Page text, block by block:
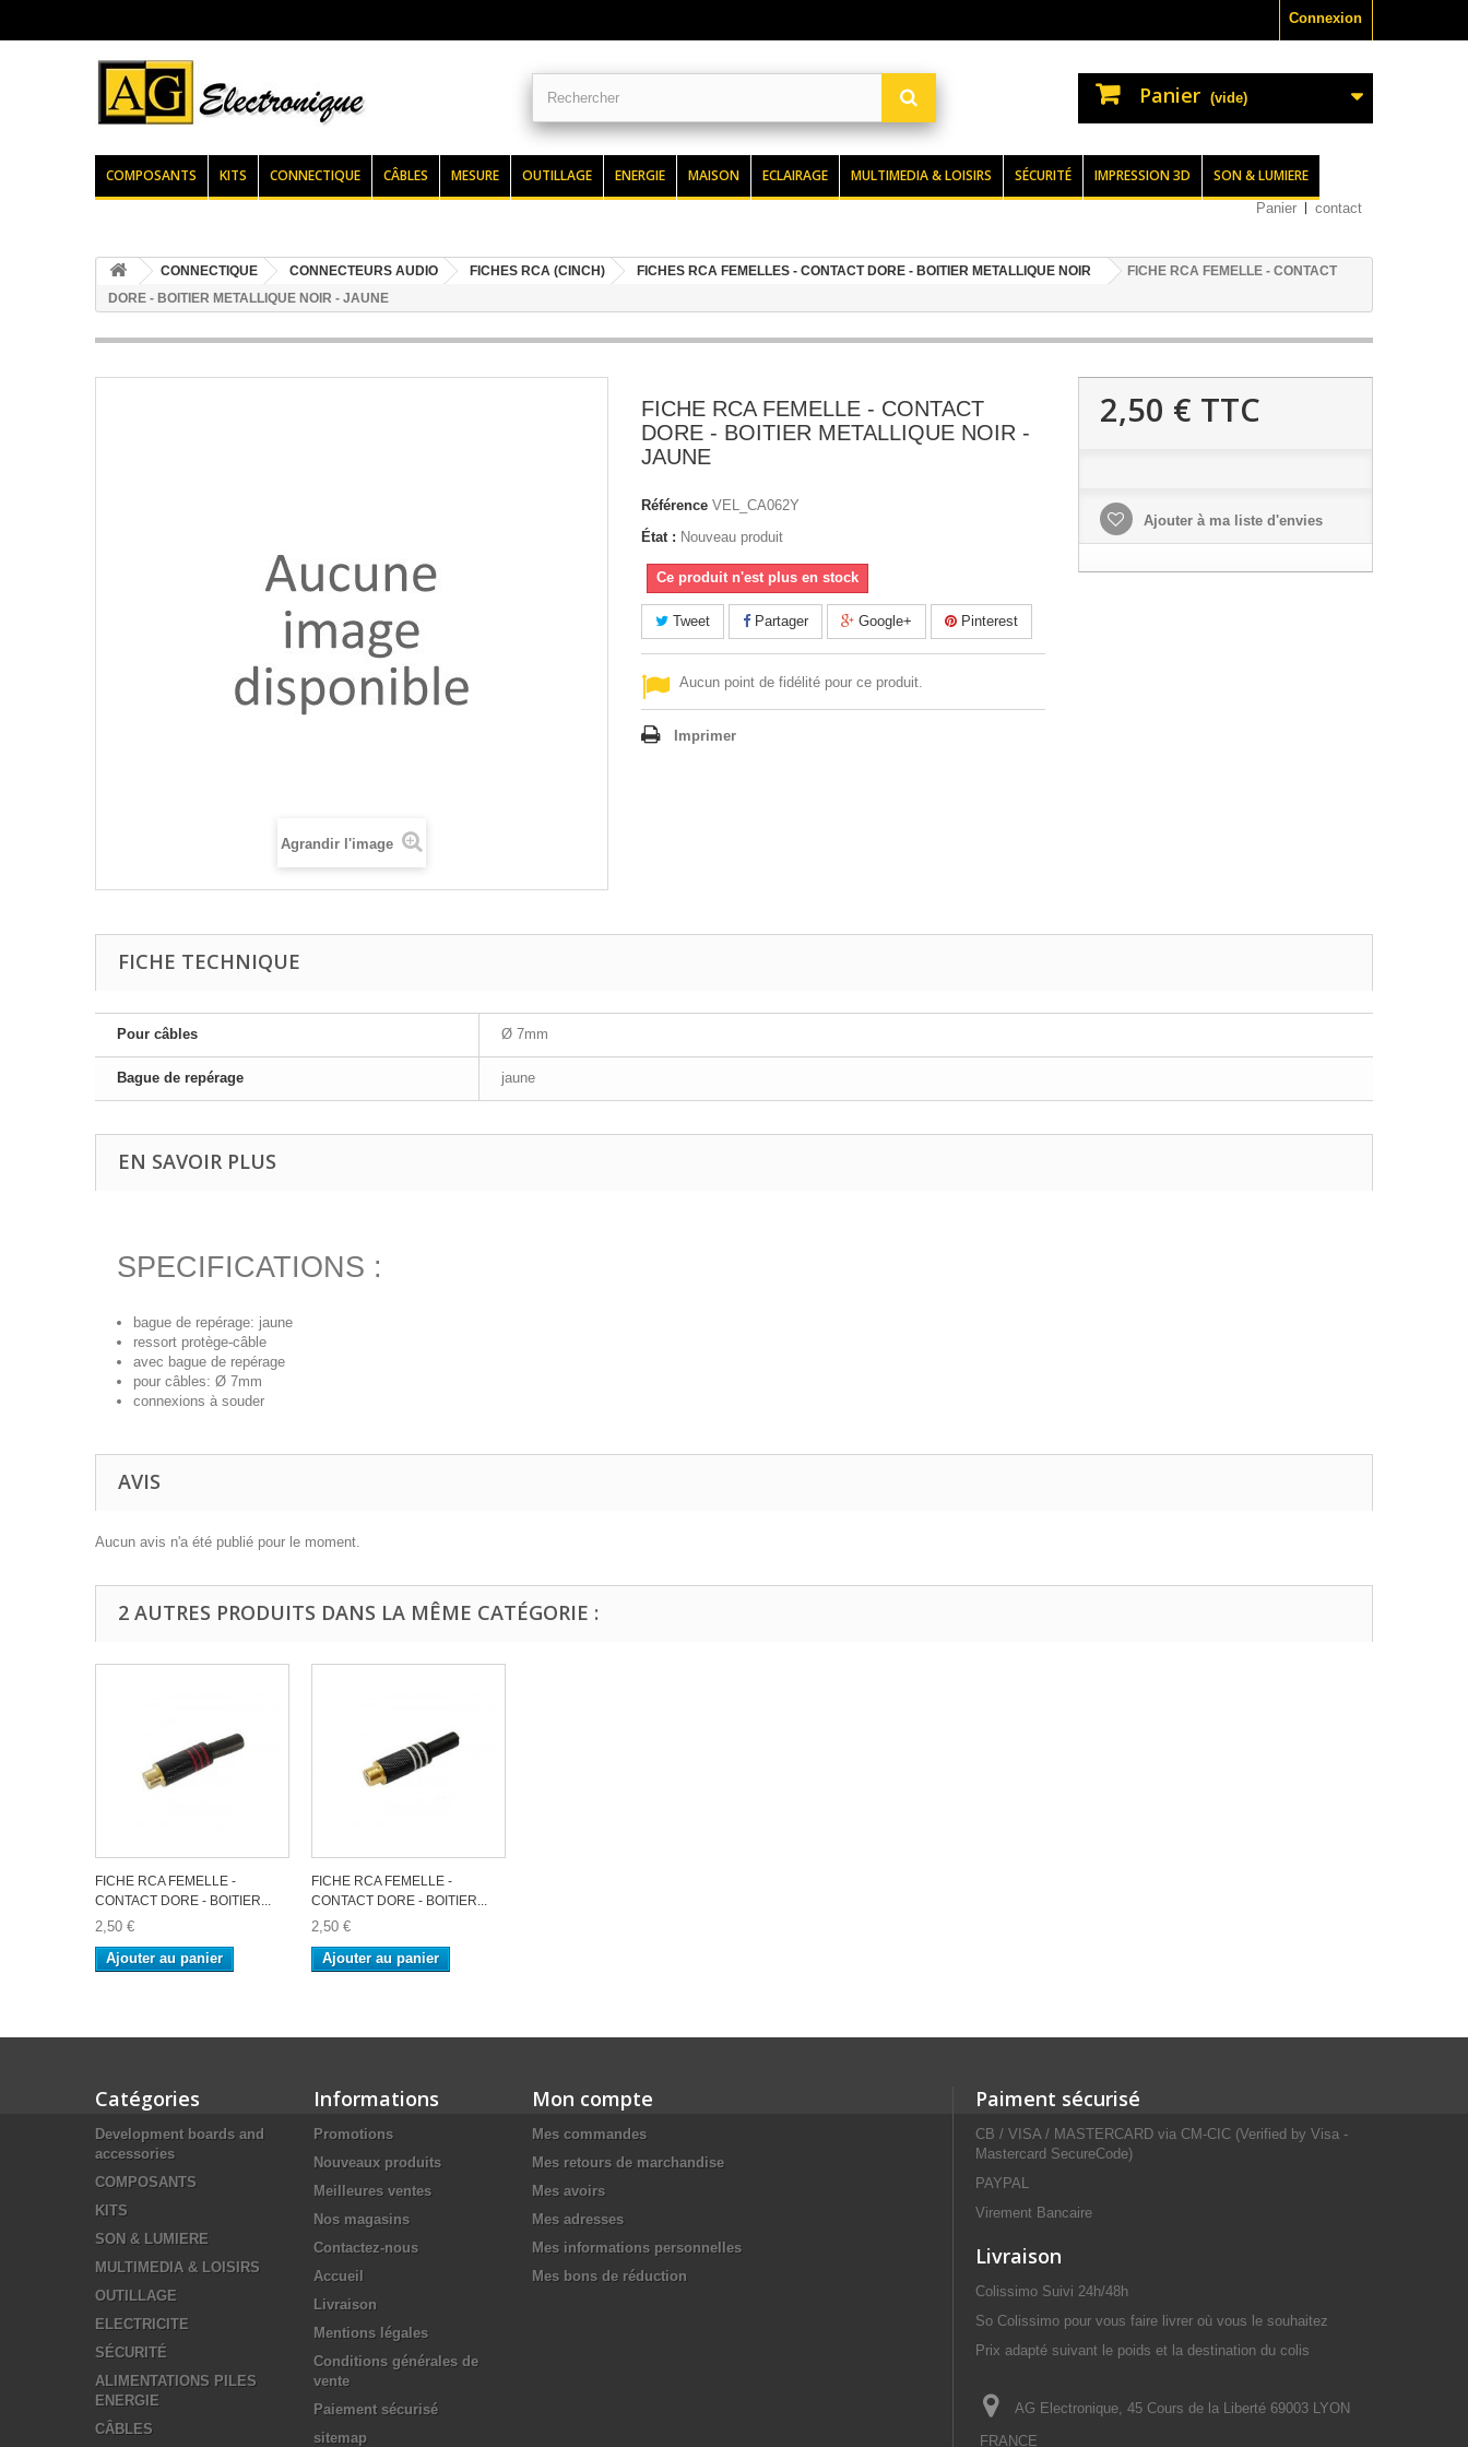
Connexion
Panier (vide)
COMPOSANTS KITS CONNECTIQUE CÂBLES MESURE OUTILLAGE ENERGIE MAISON ECLAIRAGE MULTIMEDIA & LOISIRS SÉCURITÉ IMPRESSION 3D SON & LUMIERE
Panier contact
CONNECTIQUE CONNECTEURS AUDIO FICHES RCA (CINCH) FICHES RCA FEMELLES - CONTACT DORE - BOITIER METALLIQUE NOIR
FICHE RCA FEMELLE - CONTACT
DORE - BOITIER METALLIQUE NOIR - JAUNE
Agrandir l'image
FICHE RCA FEMELLE - CONTACT
DORE - BOITIER METALLIQUE NOIR -
JAUNE
Référence VEL_CA062Y
État : Nouveau produit
Ce produit n'est plus en stock
Tweet Partager Google+ Pinterest
Aucun point de fidélité pour ce produit.
Imprimer
2,50 € TTC
Ajouter à ma liste d'envies
FICHE TECHNIQUE
Pour câbles Ø 7mm
Bague de repérage jaune
EN SAVOIR PLUS
SPECIFICATIONS :
bague de repérage: jaune
ressort protège-câble
avec bague de repérage
pour câbles: Ø 7mm
connexions à souder
AVIS
Aucun avis n'a été publié pour le moment.
2 AUTRES PRODUITS DANS LA MÊME CATÉGORIE :
FICHE RCA FEMELLE -
CONTACT DORE - BOITIER...
2,50 €
Ajouter au panier
FICHE RCA FEMELLE -
CONTACT DORE - BOITIER...
2,50 €
Ajouter au panier
Catégories
Development boards and
accessories
COMPOSANTS
KITS
SON & LUMIERE
MULTIMEDIA & LOISIRS
OUTILLAGE
ELECTRICITE
SÉCURITÉ
ALIMENTATIONS PILES
ENERGIE
CÂBLES
Informations
Promotions
Nouveaux produits
Meilleures ventes
Nos magasins
Contactez-nous
Accueil
Livraison
Mentions légales
Conditions générales de
vente
Paiement sécurisé
sitemap
Mon compte
Mes commandes
Mes retours de marchandise
Mes avoirs
Mes adresses
Mes informations personnelles
Mes bons de réduction
Paiment sécurisé
CB / VISA / MASTERCARD via CM-CIC (Verified by Visa -
Mastercard SecureCode)
PAYPAL
Virement Bancaire
Livraison
Colissimo Suivi 24h/48h
So Colissimo pour vous faire livrer où vous le souhaitez
Prix adapté suivant le poids et la destination du colis
AG Electronique, 45 Cours de la Liberté 69003 LYON
FRANCE